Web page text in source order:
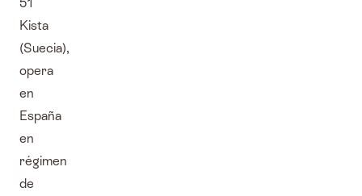
51
Kista
(Suecia),
opera
en
España
en
régimen
de